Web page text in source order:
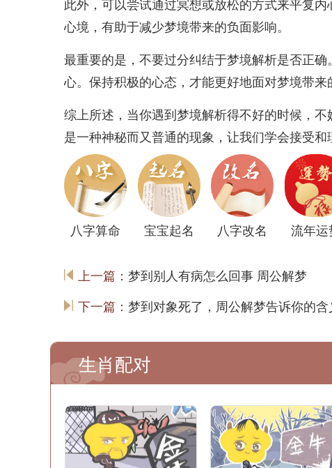
心境，有助于减少梦境带来的负面影响。
最重要的是，不要过分纠结于梦境解析是否正
心。保持积极的心态，才能更好地面对梦境带来
综上所述，当你遇到梦境解析得不好的时候，
是一种神秘而又普通的现象，让我们学会接受
八字算命 宝宝起名 八字改名 流年运
上一篇： 梦到别人有病怎么回事 周公解梦
下一篇： 梦到对象死了，周公解梦告诉你的含
生肖配对